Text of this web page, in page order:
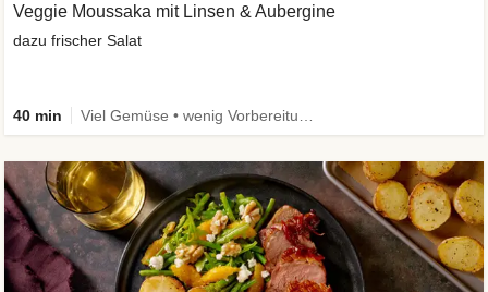
Veggie Moussaka mit Linsen & Aubergine
dazu frischer Salat
40 min